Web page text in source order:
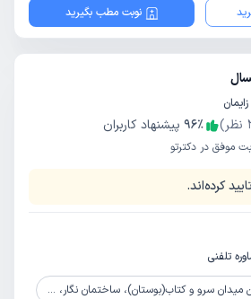
نوبت مطب بگیرید
نظر) 96٪
پیشنهاد کاربران
موفق در دکترتو
کرده‌اند.
تلفنی
سرو و کتاب(بوستان)، ساختمان نگار، طبقه4، واحد72